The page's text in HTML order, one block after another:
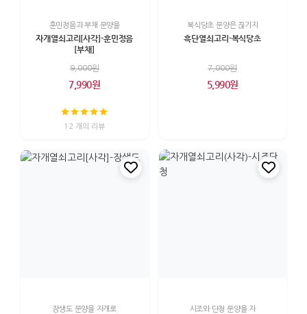
훈민정음과 부채 문양을
자개열쇠고리[사각]-훈민정음
[부채]
9,000원
7,990원
12 개의 리뷰
복식당초 문양은 끊기지
흑단열쇠고리-복식당초
7,000원
5,990원
장생도 문양을 자개로 시조와 단청 문양을 자